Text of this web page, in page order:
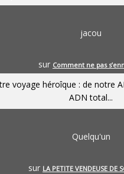
jacou
sur Comment ne pas
voyage héroîque : de notre
ADN total...
Quelqu'un
sur LA PETITE VENDEUSE DE